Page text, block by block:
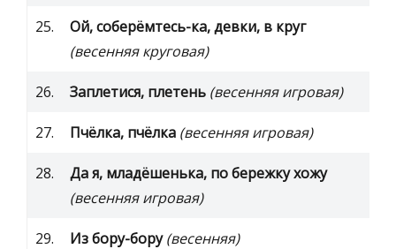
25.
Ой, соберёмтесь-ка, девки, в круг
(весенняя круговая)
26. Заплетися, плетень (весенняя игровая)
27. Пчёлка, пчёлка (весенняя игровая)
28.
Да я, младёшенька, по бережку хожу
(весенняя игровая)
29. Из бору-бору (весенняя)